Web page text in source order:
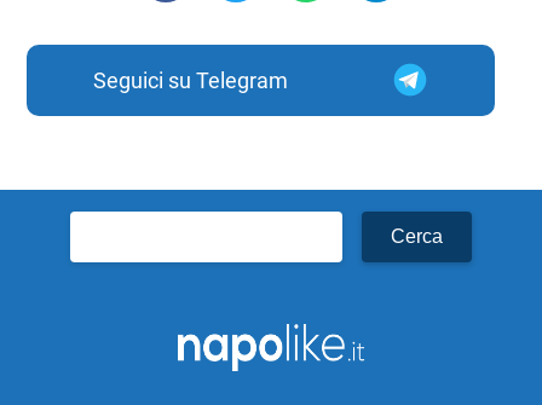
Seguici su Telegram
per: